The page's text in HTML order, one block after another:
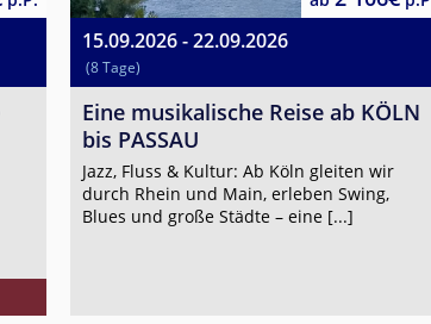
15.09.2026 - 22.09.2026
(8 Tage)
Eine musikalische Reise ab KÖLN
bis PASSAU
Jazz, Fluss & Kultur: Ab Köln gleiten wir
durch Rhein und Main, erleben Swing,
Blues und große Städte – eine [...]